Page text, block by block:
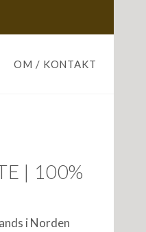
OM / KONTAKT
| 100%
i Norden